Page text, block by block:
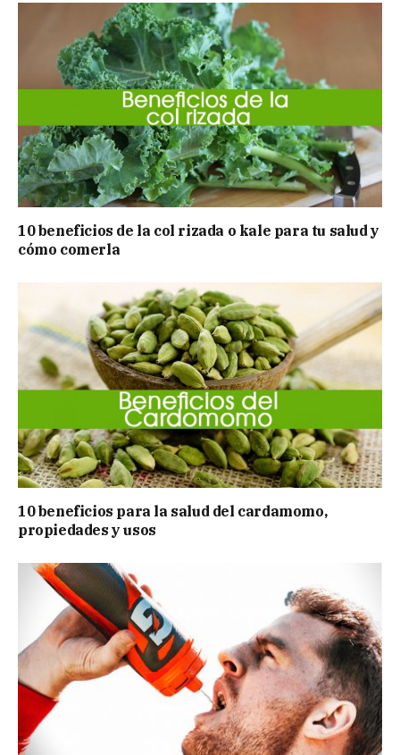
10 beneficios de la col rizada o kale para tu salud y
cómo comerla
10 beneficios para la salud del cardamomo,
propiedades y usos